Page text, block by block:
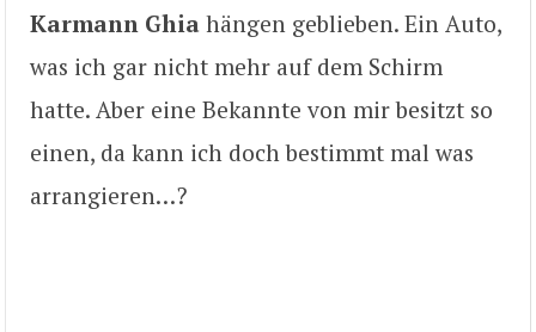
Karmann Ghia hängen geblieben. Ein Auto,
was ich gar nicht mehr auf dem Schirm
hatte. Aber eine Bekannte von mir besitzt so
einen, da kann ich doch bestimmt mal was
arrangieren…?